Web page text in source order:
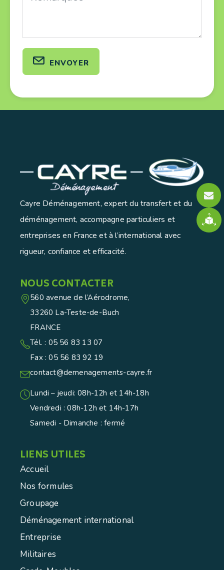
envoyer
Cayre Déménagement, expert du transfert et du
déménagement, accompagne particuliers et
entreprises en France et à l’international avec
rigueur, confiance et efficacité.
NOUS CONTACTER
560 avenue de l’Aérodrome,
33260 La-Teste-de-Buch
FRANCE
Tél. : 05 56 83 13 07
Fax : 05 56 83 92 19
contact@demenagements-cayre.fr
Lundi – jeudi: 08h-12h et 14h-18h
Vendredi : 08h-12h et 14h-17h
Samedi - Dimanche : fermé
LIENS UTILES
Accueil
Nos formules
Groupage
Déménagement international
Entreprise
Militaires